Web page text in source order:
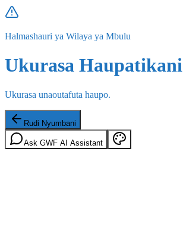
Halmashauri ya Wilaya ya Mbulu
Ukurasa Haupatikani
Ukurasa unaoutafuta haupo.
Rudi Nyumbani
Ask GWF AI Assistant